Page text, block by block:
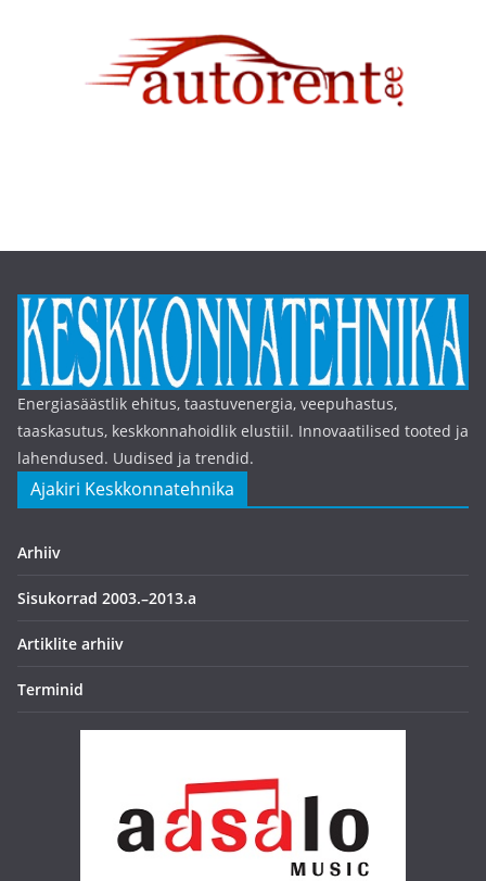
Energiasäästlik ehitus, taastuvenergia, veepuhastus,
taaskasutus, keskkonnahoidlik elustiil. Innovaatilised tooted ja
lahendused. Uudised ja trendid.
Ajakiri Keskkonnatehnika
Arhiiv
Sisukorrad 2003.–2013.a
Artiklite arhiiv
Terminid